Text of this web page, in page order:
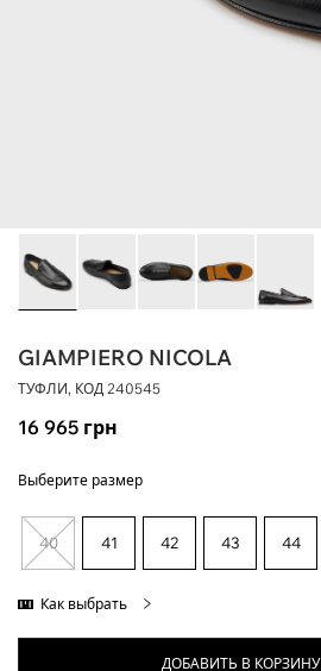
GIAMPIERO NICOLA
ТУФЛИ, КОД 240545
16 965 грн
Выберите размер
40 41 42 43 44
Как выбрать
ДОБАВИТЬ В КОРЗИНУ